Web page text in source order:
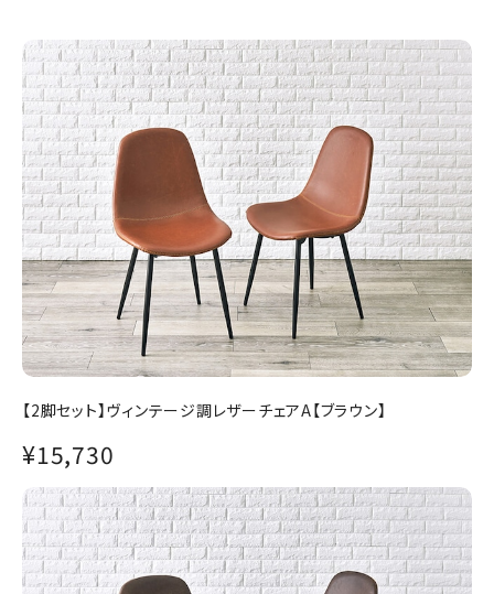
【2脚セット】ヴィンテージ調レザーチェアA【ブラウン】
¥15,730